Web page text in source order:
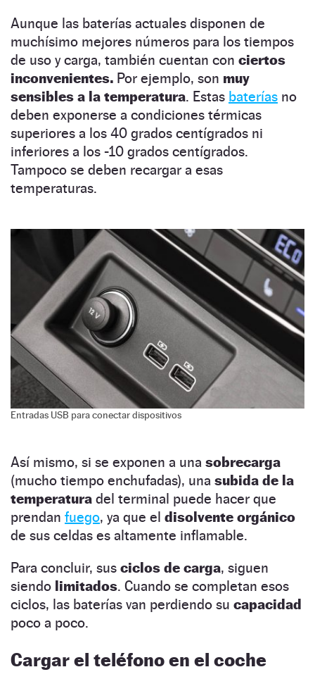
Aunque las baterías actuales disponen de
muchísimo mejores números para los tiempos
de uso y carga, también cuentan con ciertos
inconvenientes. Por ejemplo, son muy
sensibles a la temperatura. Estas baterías no
deben exponerse a condiciones térmicas
superiores a los 40 grados centígrados ni
inferiores a los -10 grados centígrados.
Tampoco se deben recargar a esas
temperaturas.
Entradas USB para conectar dispositivos
Así mismo, si se exponen a una sobrecarga
(mucho tiempo enchufadas), una subida de la
temperatura del terminal puede hacer que
prendan fuego, ya que el disolvente orgánico
de sus celdas es altamente inflamable.
Para concluir, sus ciclos de carga, siguen
siendo limitados. Cuando se completan esos
ciclos, las baterías van perdiendo su capacidad
poco a poco.
Cargar el teléfono en el coche